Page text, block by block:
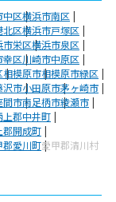
中区横浜市南区
北区横浜市戸塚区
市栄区横浜市泉区
幸区川崎市中原区
相模原市相模原市緑区
沢市小田原市茅ヶ崎市
間市南足柄市綾瀬市
上郡中井町
郡開成町
郡愛川町愛甲郡清川村